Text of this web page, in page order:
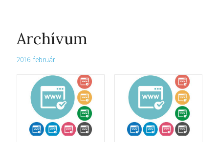
Archívum
2016. február